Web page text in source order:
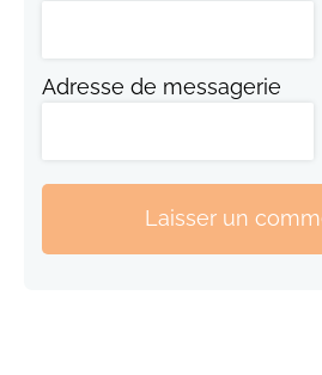
Adresse de messagerie
Laisser un